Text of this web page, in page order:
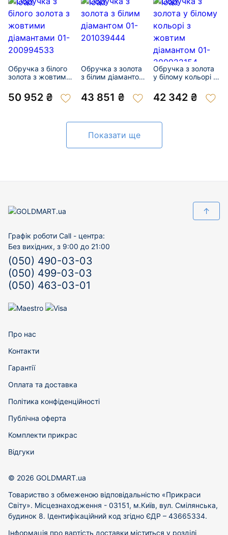
Обручка з білого
золота з жовтими
200994533
50 952 ₴
Обручка з золота
з білим діамантом
43 851 ₴
Обручка з золота
у білому кольорі з
01-200922154
42 342 ₴
Показати ще
↑
Графік роботи Call - центра:
Без вихідних, з 9:00 до 21:00
(050) 490-03-03
(050) 499-03-03
(050) 463-03-01
Про нас
Контакти
Гарантії
Оплата та доставка
Політика конфіденційності
Публічна оферта
Комплекти прикрас
Відгуки
© 2026 GOLDMART.ua
Товариство з обмеженою відповідальністю «Прикраси
Світу». Місцезнаходження - 03151, м.Київ, вул. Смілянська,
будинок 8. Ідентифікаційний код згідно ЄДР – 43665334.
Інформація про вартість доставки міститься у розділі